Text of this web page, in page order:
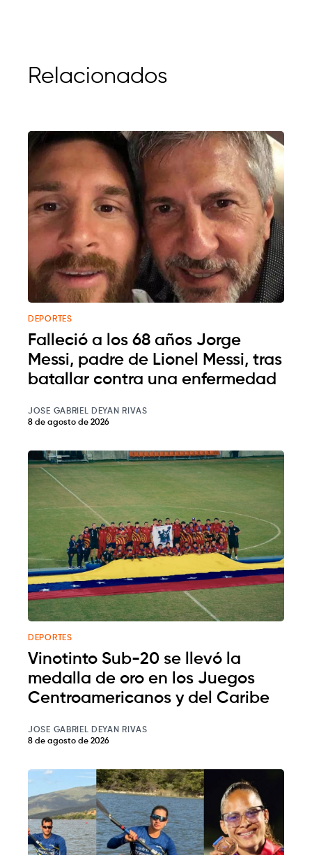
Relacionados
DEPORTES
Falleció a los 68 años Jorge
Messi, padre de Lionel Messi, tras
batallar contra una enfermedad
JOSE GABRIEL DEYAN RIVAS
8 de agosto de 2026
DEPORTES
Vinotinto Sub-20 se llevó la
medalla de oro en los Juegos
Centroamericanos y del Caribe
JOSE GABRIEL DEYAN RIVAS
8 de agosto de 2026